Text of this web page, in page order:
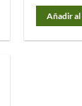
Añadir